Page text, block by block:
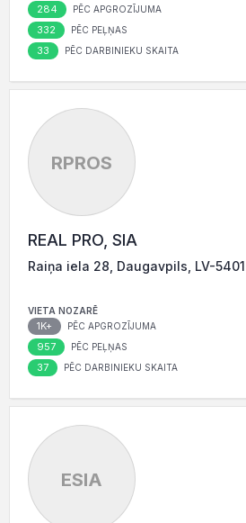
284 PĒC APGROZĪJUMA
332 PĒC PEĻŅAS
33 PĒC DARBINIEKU SKAITA
RPROS
REAL PRO, SIA
Raiņa iela 28, Daugavpils, LV-5401
VIETA NOZARĒ
1K+ PĒC APGROZĪJUMA
957 PĒC PEĻŅAS
37 PĒC DARBINIEKU SKAITA
ESIA